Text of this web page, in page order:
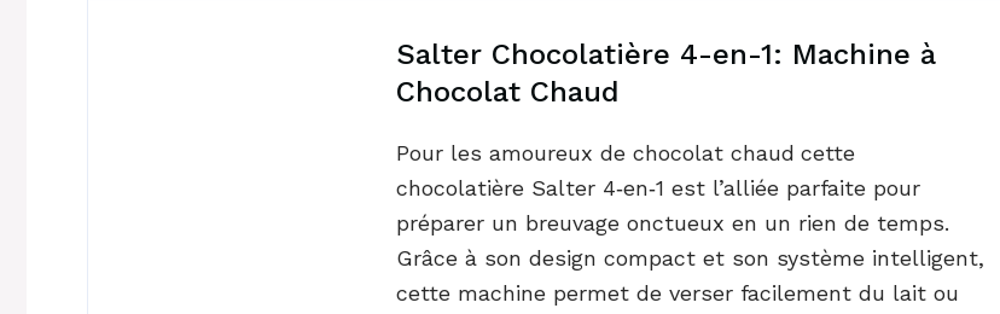
Salter Chocolatière 4-en-1: Machine à
Chocolat Chaud
Pour les amoureux de chocolat chaud cette
chocolatière Salter 4‑en‑1 est l’alliée parfaite pour
préparer un breuvage onctueux en un rien de temps.
Grâce à son design compact et son système intelligent,
cette machine permet de verser facilement du lait ou